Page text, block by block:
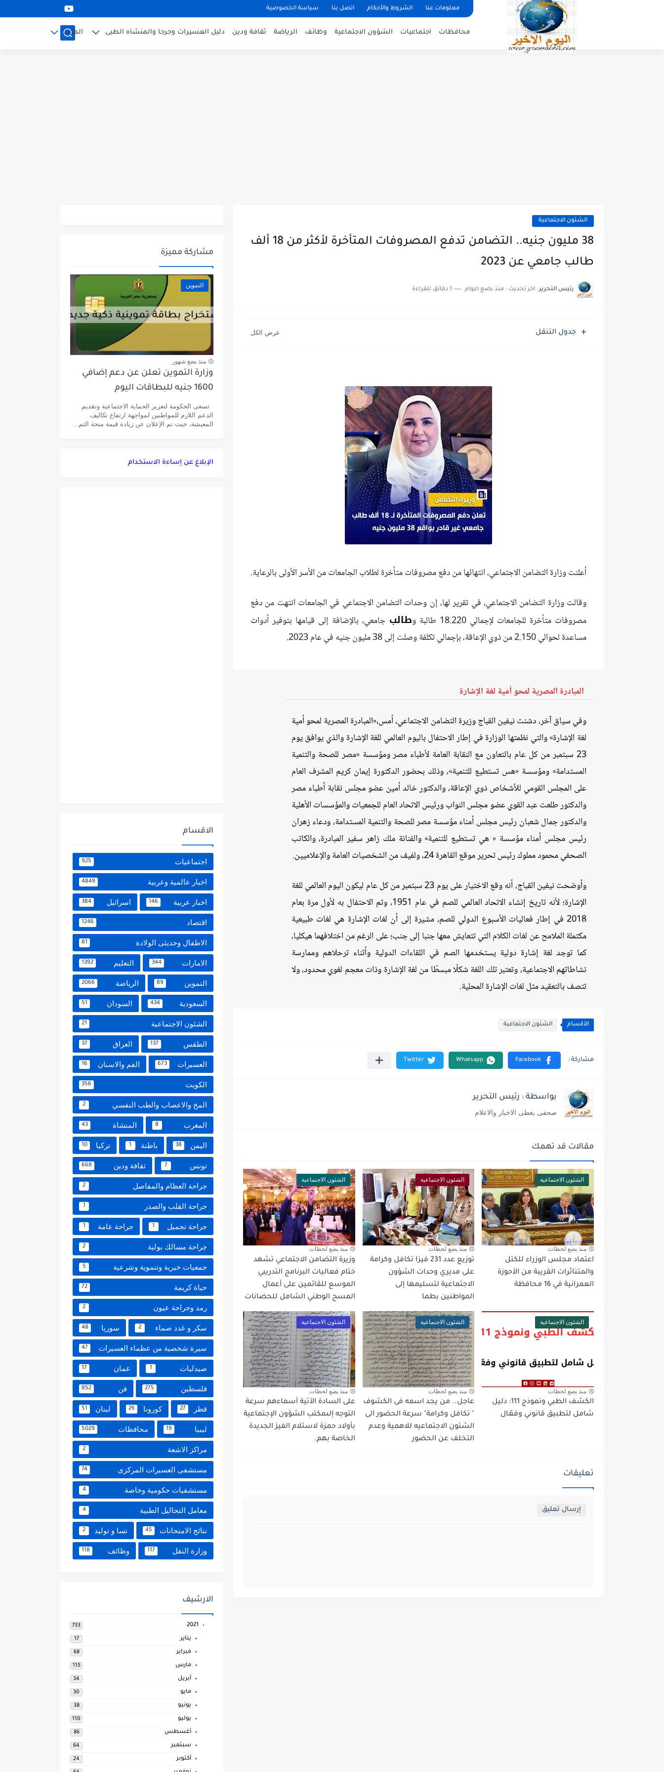
معلومات عنا الشروط والأحكام اتصل بنا سياسة الخصوصية
محافظات اجتماعيات الشؤون الاجتماعية وظائف الرياضة ثقافة ودين دليل العسيرات وجرجا والمنشاه الطبى المزيد
الشئون الاجتماعية
38 مليون جنيه.. التضامن تدفع المصروفات المتأخرة لأكثر من 18 ألف
طالب جامعي عن 2023
رئيس التحرير اخر تحديث : منذ بضع اعوام 1 دقائق للقراءة
جدول التنقل
أعلنت وزارة التضامن الاجتماعي، انتهائها من دفع مصروفات متأخرة لطلاب الجامعات من الأسر الأولى بالرعاية.
وقالت وزارة التضامن الاجتماعي، في تقرير لها، إن وحدات التضامن الاجتماعي في الجامعات انتهت من دفع
مصروفات متأخرة للجامعات لإجمالي 18.220 طالبة و
طالب جامعي، بالإضافة إلى قيامها بتوفير أدوات
مساعدة لحوالي 2.150 من ذوي الإعاقة، بإجمالي تكلفة وصلت إلى 38 مليون جنيه في عام 2023.
المبادرة المصرية لمحو أمية لغة الإشارة
وفي سياق آخر، دشنت نيفين القباج وزيرة التضامن الاجتماعي، أمس،«المبادرة المصرية لمحو أمية
لغة الإشارة» والتي نظمتها الوزارة في إطار الاحتفال باليوم العالمي للغة الإشارة والذي يوافق يوم
23 سبتمبر من كل عام بالتعاون مع النقابة العامة لأطباء مصر ومؤسسة «مصر للصحة والتنمية
المستدامة» ومؤسسة «هس تستطيع للتنمية»، وذلك بحضور الدكتورة إيمان كريم المشرف العام
على المجلس القومي للأشخاص ذوي الإعاقة، والدكتور خالد أمين عضو مجلس نقابة أطباء مصر
والدكتور طلعت عبد القوي عضو مجلس النواب ورئيس الاتحاد العام للجمعيات والمؤسسات الأهلية
والدكتور جمال شعبان رئيس مجلس أمناء مؤسسة مصر للصحة والتنمية المستدامة، ودعاء زهران
رئيس مجلس أمناء مؤسسة « هي تستطيع للتنمية» والفنانة ملك زاهر سفير المبادرة، والكاتب
الصحفي محمود مملوك رئيس تحرير موقع القاهرة 24، ولفيف من الشخصيات العامة والإعلاميين.
وأوضحت نيفين القباج، أنه وقع الاختيار على يوم 23 سبتمبر من كل عام ليكون اليوم العالمي للغة
الإشارة؛ لأنه تاريخ إنشاء الاتحاد العالمي للصم في عام 1951، وتم الاحتفال به لأول مرة بعام
2018 في إطار فعاليات الأسبوع الدولي للصم، مشيرة إلى أن لغات الإشارة هي لغات طبيعية
مكتملة الملامح عن لغات الكلام التي تتعايش معها جنبا إلى جنب؛ على الرغم من اختلافهما هيكليا،
كما توجد لغة إشارة دولية يستخدمها الصم في اللقاءات الدولية وأثناء ترحلاهم وممارسة
نشاطاتهم الاجتماعية، وتعتبر تلك اللغة شكلًا مبسطًا من لغة الإشارة وذات معجم لغوي محدود، ولا
تتصف بالتعقيد مثل لغات الإشارة المحلية.
الأقسام الشئون الاجتماعية
بواسطة : رئيس التحرير
صحفى يغطى الاخبار والاعلام
مقالات قد تهمك
الشئون الاجتماعية
منذ بضع لحظات
اعتماد مجلس الوزراء للكتل
والمتناثرات القريبة من الأحوزة
العمرانية في 16 محافظة
الشئون الاجتماعية
منذ بضع لحظات
توزيع عدد 231 فيزا تكافل وكرامة
على مديري وحدات الشؤون
الاجتماعية لتسليمها إلى
المواطنين بطما
الشئون الاجتماعية
منذ بضع لحظات
وزيرة التضامن الاجتماعي تشهد
ختام فعاليات البرنامج التدريبي
الموسع للقائمين على أعمال
المسح الوطني الشامل للحضانات
الشئون الاجتماعية
منذ بضع لحظات
الكشف الطبي ونموذج 111: دليل
شامل لتطبيق قانوني وفعّال
الشئون الاجتماعية
منذ بضع لحظات
عاجل.. من يجد اسمه فى الكشوف
" تكافل وكرامة" سرعة الحضور الى
الشئون الاجتماعيه للاهمية وعدم
التخلف عن الحضور
الشئون الاجتماعية
منذ بضع لحظات
على السادة الآتية أسماءهم سرعة
التوجه إلىمكتب الشؤون الإجتماعية
بأولاد حمزة لاستلام الفيز الجديدة
الخاصة بهم.
تعليقات
إرسال تعليق
مشاركة مميزة
التموين
منذ بضع شهور
وزارة التموين تعلن عن دعم إضافي
1600 جنيه للبطاقات اليوم
تسعى الحكومة لتعزيز الحماية الاجتماعية وتقديم
الدعم اللازم للمواطنين لمواجهة ارتفاع تكاليف
المعيشة، حيث تم الإعلان عن زيادة قيمة منحة التم...
الإبلاغ عن إساءة الاستخدام
الاقسام
اجتماعيات 925
اخبار عالمية وعربية 4849
اخبار عربية 146 اسرائيل 384
اقتصاد 1246
الاطفال وحديثى الولادة 81
الامارات 344 التعليم 1392
التموين 89 الرياضة 2066
السعودية 434 السودان 51
الشئون الاجتماعية 21
الطقس 137 العراق 37
العسيرات 673 الفم والاسنان 16
الكويت 356
المخ والاعصاب والطب النفسي 2
المغرب 8 المنشاة 43
اليمن 38 باطنة 1 تركيا 10
تونس 7 ثقافة ودين 668
جراحة العظام والمفاصل 2
جراحة القلب والصدر 1
جراحة تجميل 1 جراحة عامة 1
جراحة مسالك بولية 2
جمعيات خيرية وتنموية وشرعية 5
حياة كريمة 72
رمد وجراحة عيون 2
سكر و غدد صماء 2 سوريا 48
سيرة شخصية من عظماء العسيرات 47
صيدليات 1 عمان 17
فلسطين 275 فن 852
قطر 27 كورونا 26 لبنان 51
ليبيا 19 محافظات 5029
مراكز الاشعة 2
مستشفى العسيرات المركزى 74
مستشفيات حكومية وخاصة 4
معامل التحاليل الطبية 4
نتائج الامتحانات 45 نسا و توليد 2
وزارة النقل 117 وظائف 118
الارشيف
2021
733
يناير 17
فبراير 68
مارس 115
أبريل 34
مايو 30
يونيو 38
يوليو 110
أغسطس 86
سبتمبر 64
أكتوبر 24